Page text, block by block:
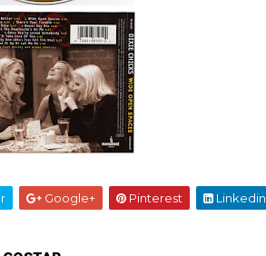
Google+ Pinterest Linkedin